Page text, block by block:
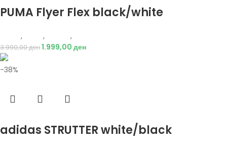
PUMA Flyer Flex black/white
, , ,
3.990,00ден1.999,00 ден
-38%
adidas STRUTTER white/black